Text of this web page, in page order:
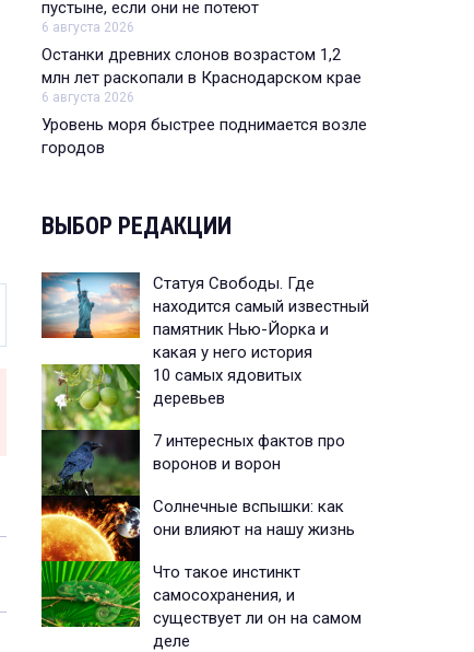
пустыне, если они не потеют
6 августа 2026
Останки древних слонов возрастом 1,2
млн лет раскопали в Краснодарском крае
6 августа 2026
Уровень моря быстрее поднимается возле
городов
ВЫБОР РЕДАКЦИИ
Статуя Свободы. Где
находится самый известный
памятник Нью-Йорка и
какая у него история
10 самых ядовитых
деревьев
7 интересных фактов про
воронов и ворон
Солнечные вспышки: как
они влияют на нашу жизнь
Что такое инстинкт
самосохранения, и
существует ли он на самом
деле